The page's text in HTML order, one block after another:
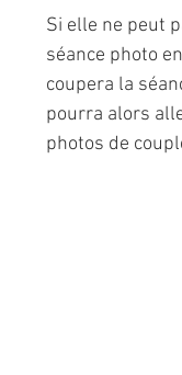
Si elle ne peut
séance photo
coupera la
pourra alors
photos de